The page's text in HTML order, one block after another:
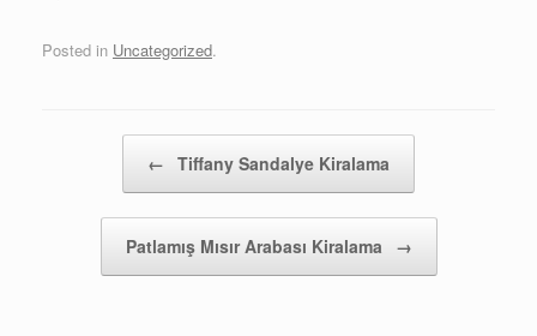
Posted in Uncategorized.
← Tiffany Sandalye Kiralama
Patlamış Mısır Arabası Kiralama →